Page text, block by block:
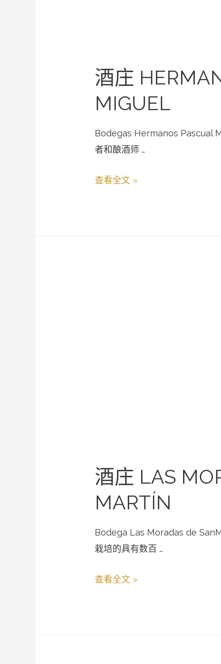
酒庄
MIGUEL
Bodegas Hermanos Pascual
者和酿酒师 …
查看全文 »
酒庄 LAS
MARTÍN
Bodega Las Moradas de
栽培的具有数百 …
查看全文 »